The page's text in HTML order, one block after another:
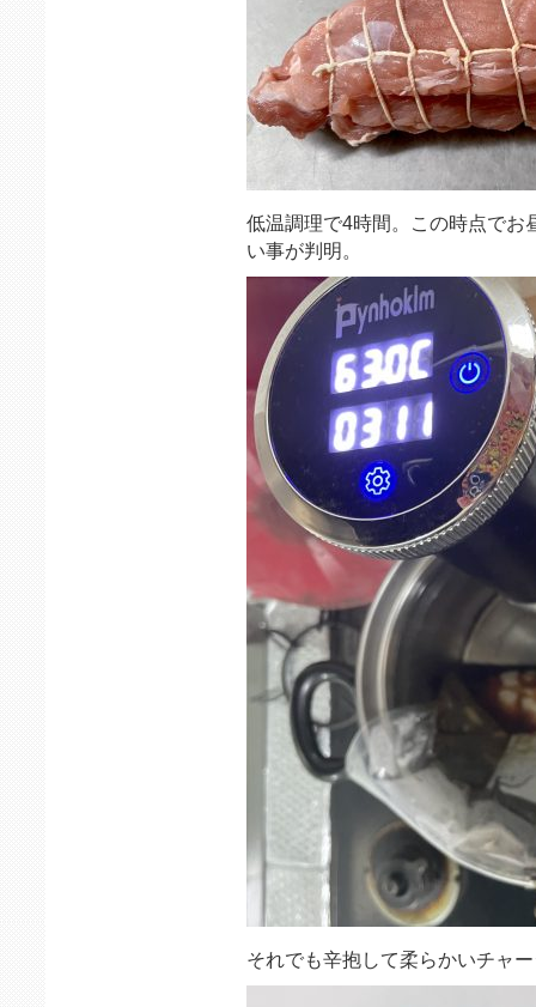
低温調理で4時間。この時点でお
い事が判明。
それでも辛抱して柔らかいチャ